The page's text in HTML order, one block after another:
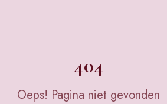
404
Oeps! Pagina niet gevonden